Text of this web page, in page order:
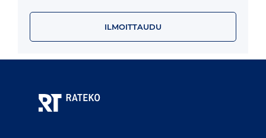
ILMOITTAUDU